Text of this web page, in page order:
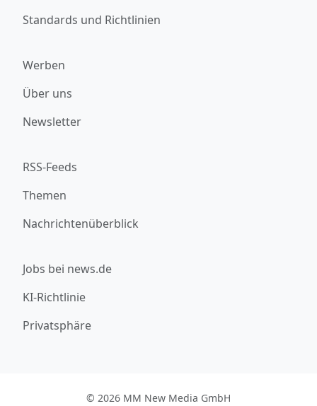
Standards und Richtlinien
Werben
Über uns
Newsletter
RSS-Feeds
Themen
Nachrichtenüberblick
Jobs bei news.de
KI-Richtlinie
Privatsphäre
© 2026 MM New Media GmbH